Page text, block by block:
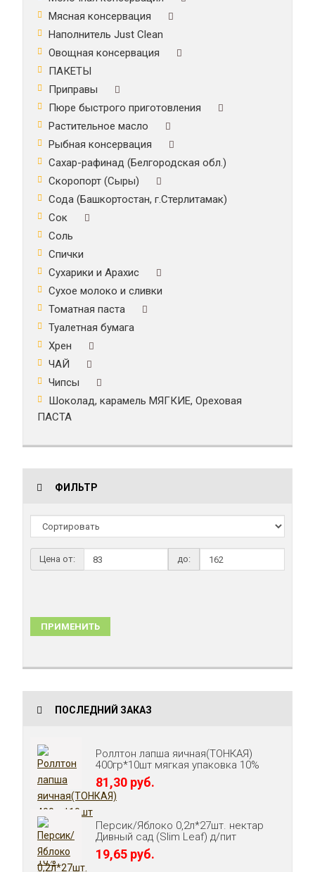
Мясная консервация
Наполнитель Just Clean
Овощная консервация
ПАКЕТЫ
Приправы
Пюре быстрого приготовления
Растительное масло
Рыбная консервация
Сахар-рафинад (Белгородская обл.)
Скоропорт (Сыры)
Сода (Башкортостан, г.Стерлитамак)
Сок
Соль
Спички
Сухарики и Арахис
Сухое молоко и сливки
Томатная паста
Туалетная бумага
Хрен
ЧАЙ
Чипсы
Шоколад, карамель МЯГКИЕ, Ореховая
ПАСТА
ФИЛЬТР
Цена от: до:
ПРИМЕНИТЬ
ПОСЛЕДНИЙ ЗАКАЗ
Роллтон лапша яичная(ТОНКАЯ)
400гр*10шт мягкая упаковка 10%
81,30 руб.
Персик/Яблоко 0,2л*27шт. нектар
Дивный сад (Slim Leaf) д/пит
19,65 руб.